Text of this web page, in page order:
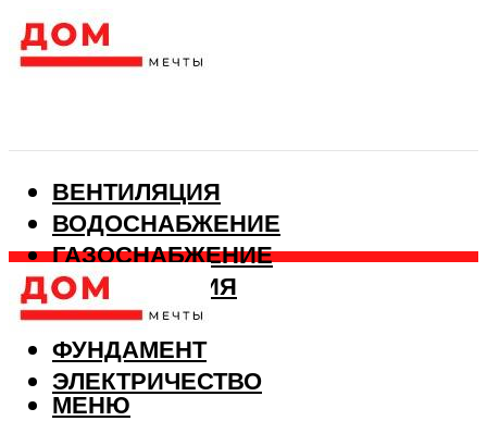
ВЕНТИЛЯЦИЯ
ВОДОСНАБЖЕНИЕ
ГАЗОСНАБЖЕНИЕ
КАНАЛИЗАЦИЯ
ОТОПЛЕНИЕ
ФУНДАМЕНТ
ЭЛЕКТРИЧЕСТВО
МЕНЮ